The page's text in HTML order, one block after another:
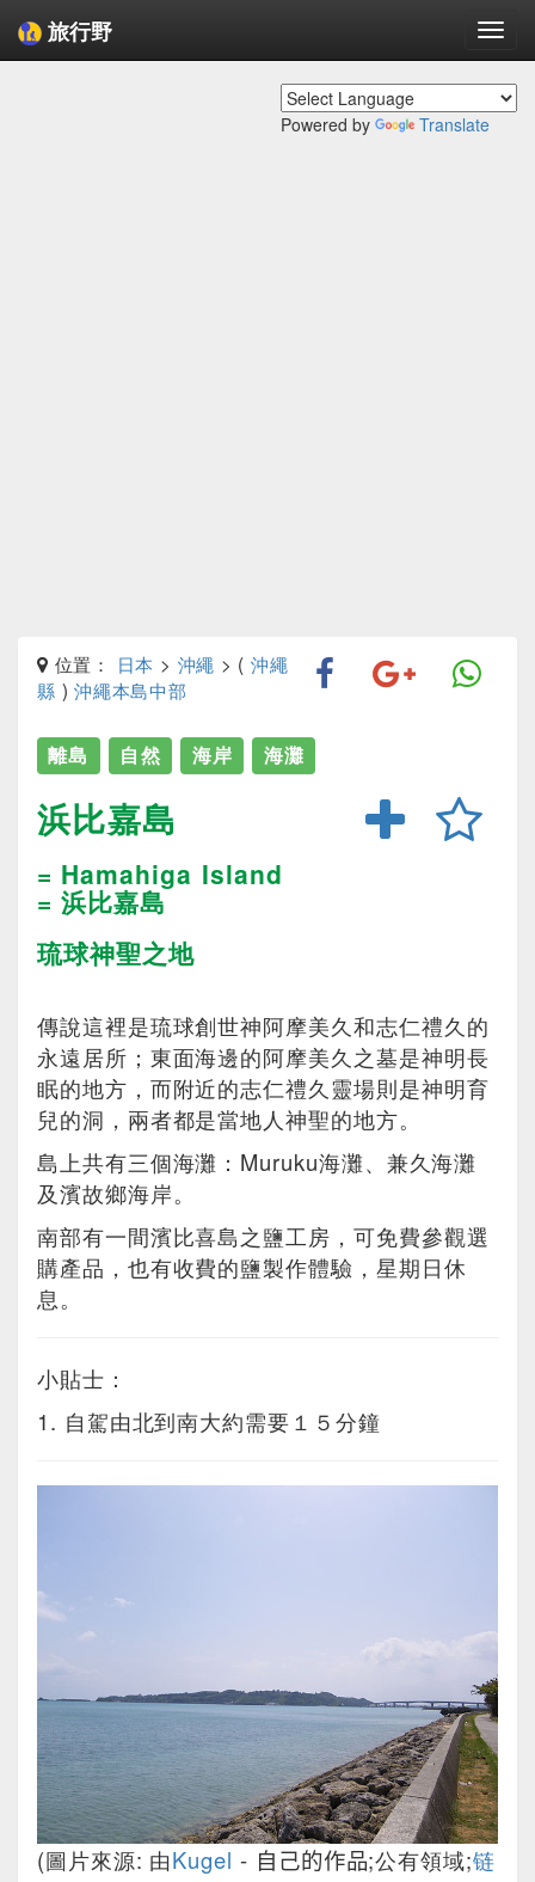
旅行野
Powered by Translate
位置： 日本 > 沖繩 > ( 沖繩
縣 )沖繩本島中部
離島 自然 海岸 海灘
浜比嘉島
= Hamahiga Island
= 浜比嘉島
琉球神聖之地
傳說這裡是琉球創世神阿摩美久和志仁禮久的
永遠居所；東面海邊的阿摩美久之墓是神明長
眠的地方，而附近的志仁禮久靈場則是神明育
兒的洞，兩者都是當地人神聖的地方。
島上共有三個海灘：Muruku海灘、兼久海灘
及濱故鄉海岸。
南部有一間濱比喜島之鹽工房，可免費參觀選
購產品，也有收費的鹽製作體驗，星期日休
息。
小貼士：
1. 自駕由北到南大約需要１５分鐘
(圖片來源: 由Kugel - 自己的作品;公有領域;链